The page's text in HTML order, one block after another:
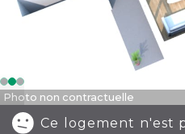
Photo non contractuelle
Ce logement n'est